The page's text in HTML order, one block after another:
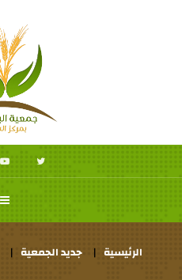
الرئيسية جديد الجمعية